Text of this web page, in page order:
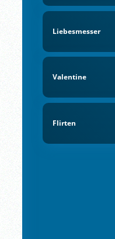
Liebesmesser
Valentine
Flirten